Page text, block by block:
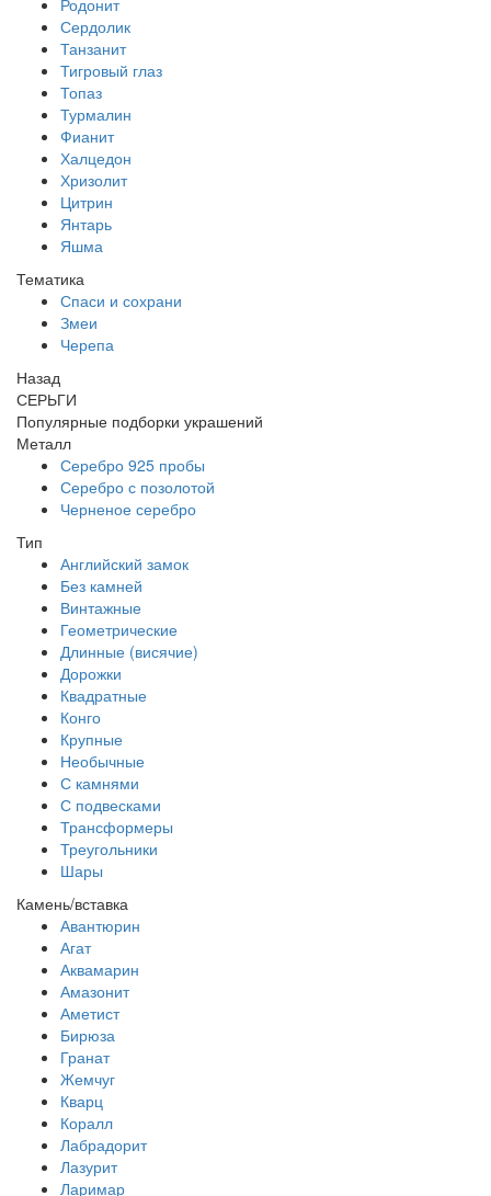
Сердолик
Танзанит
Тигровый глаз
Топаз
Турмалин
Фианит
Халцедон
Хризолит
Цитрин
Янтарь
Яшма
Тематика
Спаси и сохрани
Змеи
Черепа
Назад
СЕРЬГИ
Популярные подборки украшений
Металл
Серебро 925 пробы
Серебро с позолотой
Черненое серебро
Тип
Английский замок
Без камней
Винтажные
Геометрические
Длинные (висячие)
Дорожки
Квадратные
Конго
Крупные
Необычные
С камнями
С подвесками
Трансформеры
Треугольники
Шары
Камень/вставка
Авантюрин
Агат
Аквамарин
Амазонит
Аметист
Бирюза
Гранат
Жемчуг
Кварц
Коралл
Лабрадорит
Лазурит
Ларимар